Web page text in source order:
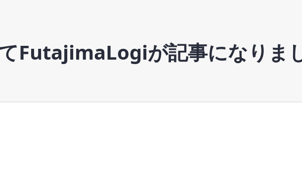
FutajimaLogiが記事になりま